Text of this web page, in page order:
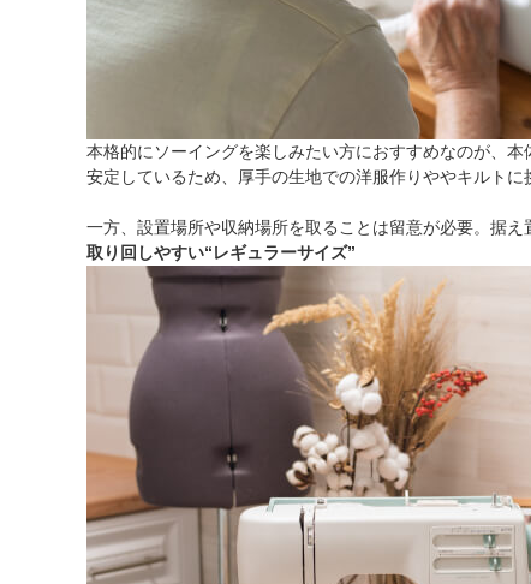
本格的にソーイングを楽しみたい方におすすめなのが、
安定しているため、厚手の生地での洋服作りややキルトに
一方、設置場所や収納場所を取ることは留意が必要。据え
取り回しやすい“レギュラーサイズ”